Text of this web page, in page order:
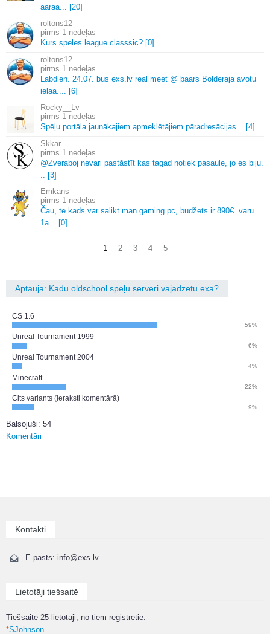
aaraa.
[20]
roltons12
1 nedēļas
Kurs speles league classsic? [0]
roltons12
1 nedēļas
Labdien. 24. 07. bus exs. lv real meet @ baars Bolderaja avotu
ielaa.
[6]
Rocky__Lv
1 nedēļas
Spēļu portāla jaunākajiem apmeklētājiem pāradresācijas.
[4]
Skkar.
1 nedēļas
@Zveraboj nevari pastāstīt kas tagad notiek pasaule, jo es biju.
[3]
Emkans
1 nedēļas
Čau, te kads var salikt man gaming pc, budžets ir 890€. varu
1a.
[0]
1 2 3 4 5
Aptauja: Kādu oldschool spēļu serveri vajadzētu exā?
CS 1.6
59%
Unreal Tournament 1999
6%
Unreal Tournament 2004
4%
Minecraft
22%
Cits variants (ieraksti komentārā)
9%
Balsojuši: 54
Komentāri
Kontakti
E-pasts: info@exs.lv
Lietotāji tiešsaitē
Tiešsaitē 25 lietotāji, no tiem reģistrētie:
*SJohnson